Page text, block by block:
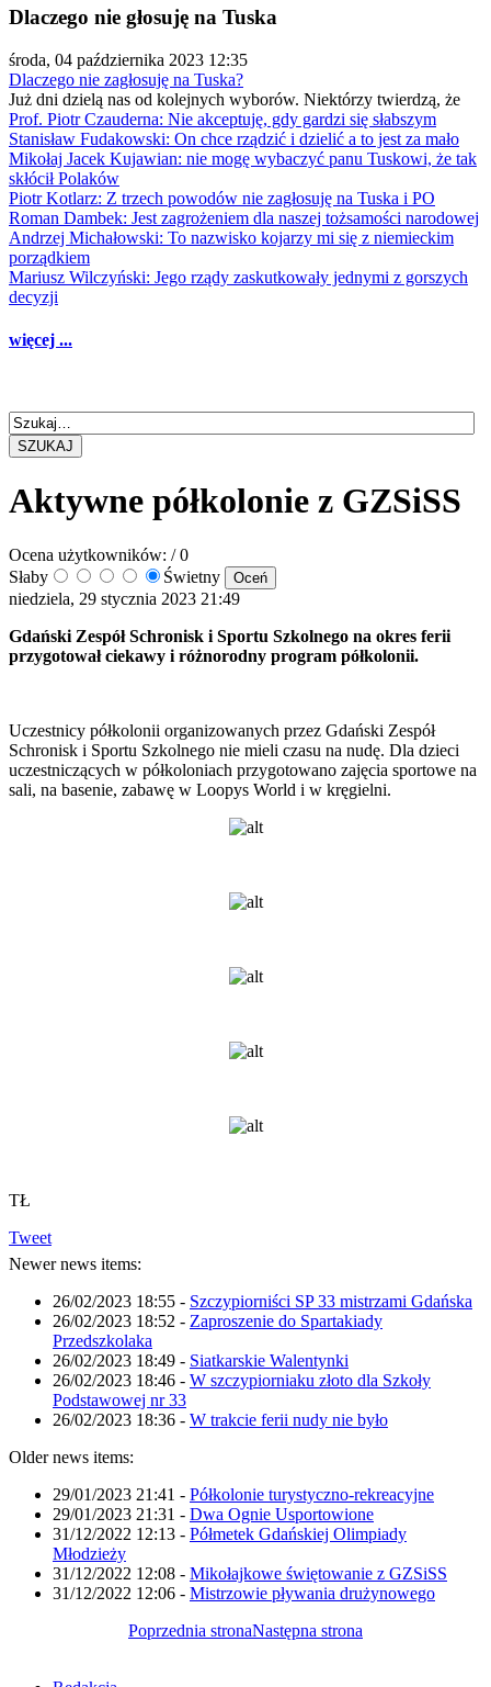
Dlaczego nie głosuję na Tuska
środa, 04 października 2023 12:35
Dlaczego nie zagłosuję na Tuska?
Już dni dzielą nas od kolejnych wyborów. Niektórzy twierdzą, że
Prof. Piotr Czauderna: Nie akceptuję, gdy gardzi się słabszym
Stanisław Fudakowski: On chce rządzić i dzielić a to jest za mało
Mikołaj Jacek Kujawian: nie mogę wybaczyć panu Tuskowi, że tak
skłócił Polaków
Piotr Kotlarz: Z trzech powodów nie zagłosuję na Tuska i PO
Roman Dambek: Jest zagrożeniem dla naszej tożsamości narodowej
Andrzej Michałowski: To nazwisko kojarzy mi się z niemieckim
porządkiem
Mariusz Wilczyński: Jego rządy zaskutkowały jednymi z gorszych
decyzji
więcej ...
SZUKAJ
Aktywne półkolonie z GZSiSS
Ocena użytkowników: / 0
Słaby
Świetny
niedziela, 29 stycznia 2023 21:49
Gdański Zespół Schronisk i Sportu Szkolnego na okres ferii
przygotował ciekawy i różnorodny program półkolonii.
Uczestnicy półkolonii organizowanych przez Gdański Zespół
Schronisk i Sportu Szkolnego nie mieli czasu na nudę. Dla dzieci
uczestniczących w półkoloniach przygotowano zajęcia sportowe na
sali, na basenie, zabawę w Loopys World i w kręgielni.
TŁ
Tweet
Newer news items:
26/02/2023 18:55 - Szczypiorniści SP 33 mistrzami Gdańska
26/02/2023 18:52 - Zaproszenie do Spartakiady
Przedszkolaka
26/02/2023 18:49 - Siatkarskie Walentynki
26/02/2023 18:46 - W szczypiorniaku złoto dla Szkoły
Podstawowej nr 33
26/02/2023 18:36 - W trakcie ferii nudy nie było
Older news items:
29/01/2023 21:41 - Półkolonie turystyczno-rekreacyjne
29/01/2023 21:31 - Dwa Ognie Usportowione
31/12/2022 12:13 - Półmetek Gdańskiej Olimpiady
Młodzieży
31/12/2022 12:08 - Mikołajkowe świętowanie z GZSiSS
31/12/2022 12:06 - Mistrzowie pływania drużynowego
Poprzednia stronaNastępna strona